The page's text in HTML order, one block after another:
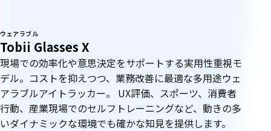
ウェアラブル
Tobii Glasses X
現場での効率化や意思決定をサポートする実用性重視モ
デル。コストを抑えつつ、業務改善に最適な多用途ウェ
アラブルアイトラッカー。 UX評価、スポーツ、消費者
行動、産業現場でのセルフトレーニングなど、動きの多
いダイナミックな環境でも確かな知見を提供します。